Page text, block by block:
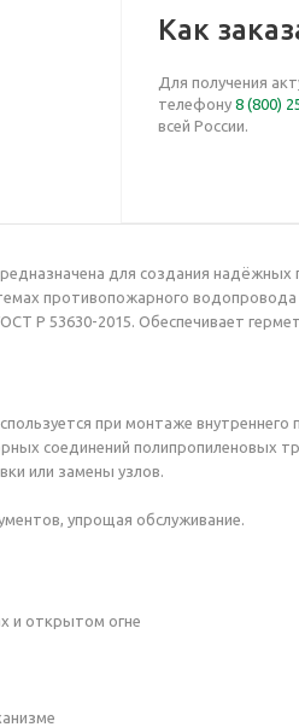
Как
Для получения
телефону8 (800)
всей России.
для создания
противопожарного
Р 53630-2015. Обеспечивает
при монтаже
соединений полипропиленовых
или замены узлов.
упрощая обслуживание.
и открытом огне